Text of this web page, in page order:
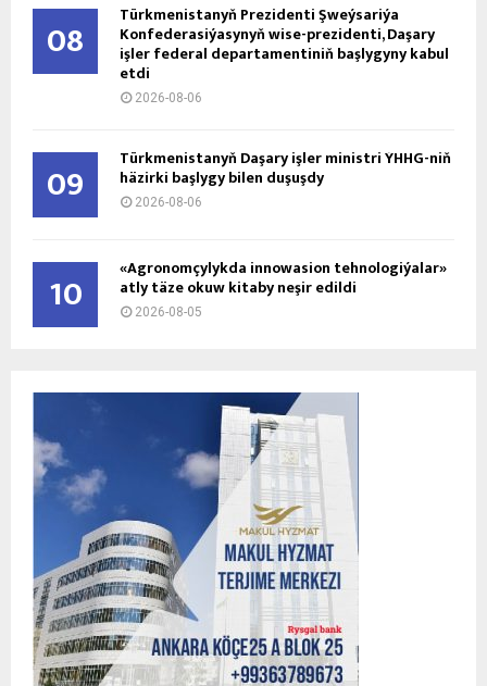
08 Türkmenistanyň Prezidenti Şweýsariýa
Konfederasiýasynyň wise-prezidenti, Daşary
işler federal departamentiniň başlygyny kabul
etdi
2026-08-06
09 Türkmenistanyň Daşary işler ministri ÝHHG-niň
häzirki başlygy bilen duşuşdy
2026-08-06
10 «Agronomçylykda innowasion tehnologiýalar»
atly täze okuw kitaby neşir edildi
2026-08-05